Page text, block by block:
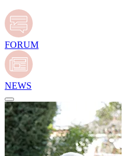
FORUM
NEWS